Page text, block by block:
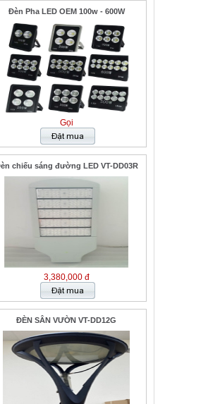
Đèn Pha LED OEM 100w - 600W
Gọi
chiếu sáng đường LED VT-DD03R
3,380,000 đ
ĐÈN SÂN VƯỜN VT-DD12G